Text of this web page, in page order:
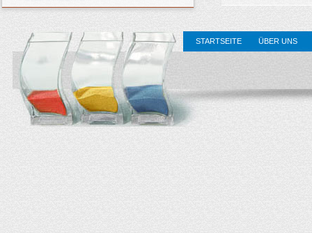
STARTSEITE ÜBER UNS